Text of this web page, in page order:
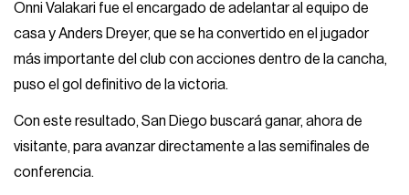
Onni Valakari fue el encargado de adelantar al equipo de
casa y Anders Dreyer, que se ha convertido en el jugador
más importante del club con acciones dentro de la cancha,
puso el gol definitivo de la victoria.
Con este resultado, San Diego buscará ganar, ahora de
visitante, para avanzar directamente a las semifinales de
conferencia.